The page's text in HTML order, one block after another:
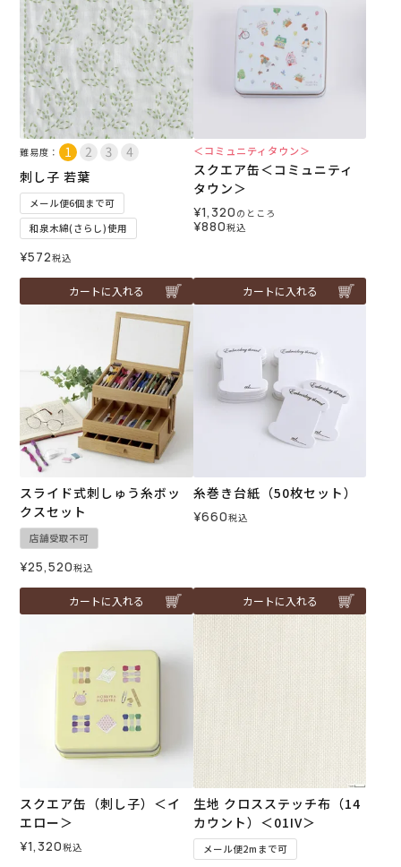
難易度：
刺し子 若葉
メール便6個まで可
和泉木綿(さらし)使用
¥572税込
カートに入れる
＜コミュニティタウン＞
スクエア缶＜コミュニティ
タウン＞
¥1,320 のところ
¥880税込
カートに入れる
スライド式刺しゅう糸ボッ
クスセット
店舗受取不可
¥25,520税込
カートに入れる
糸巻き台紙（50枚セット）
¥660税込
カートに入れる
スクエア缶（刺し子）＜イ
エロー＞
¥1,320税込
生地 クロスステッチ布（14
カウント）＜01IV＞
メール便2mまで可